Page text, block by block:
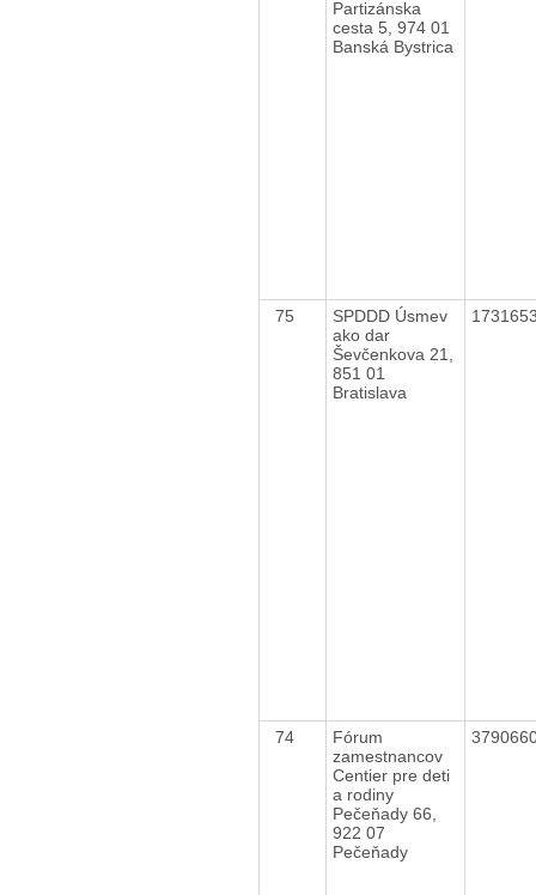
Partizánska
cesta 5, 974 01
Banská Bystrica
75
SPDDD Úsmev
ako dar
Ševčenkova 21,
851 01
Bratislava
74
Fórum
zamestnancov
Centier pre deti
a rodiny
Pečeňady 66,
922 07
Pečeňady